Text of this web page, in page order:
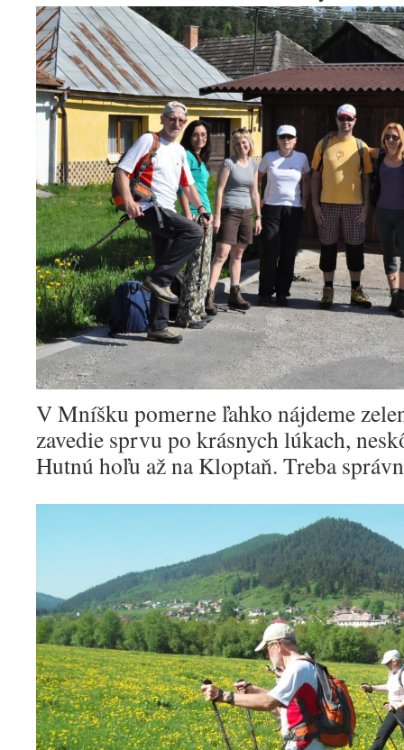
V Mníšku pomerne ľahko nájdeme
zavedie sprvu po krásnych lúkach,
Hutnú hoľu až na Kloptaň. Treba